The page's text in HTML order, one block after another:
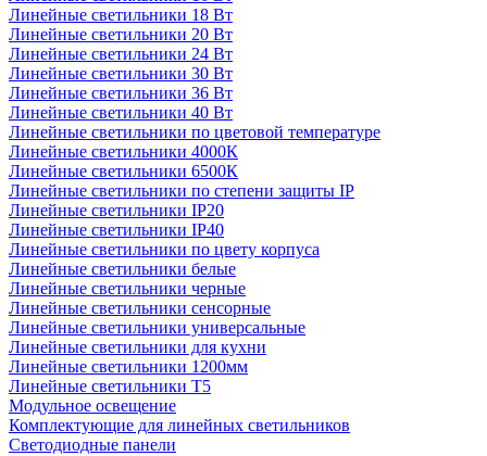
Линейные светильники 18 Вт
Линейные светильники 20 Вт
Линейные светильники 24 Вт
Линейные светильники 30 Вт
Линейные светильники 36 Вт
Линейные светильники 40 Вт
Линейные светильники по цветовой температуре
Линейные светильники 4000К
Линейные светильники 6500К
Линейные светильники по степени защиты IP
Линейные светильники IP20
Линейные светильники IP40
Линейные светильники по цвету корпуса
Линейные светильники белые
Линейные светильники черные
Линейные светильники сенсорные
Линейные светильники универсальные
Линейные светильники для кухни
Линейные светильники 1200мм
Линейные светильники Т5
Модульное освещение
Комплектующие для линейных светильников
Светодиодные панели